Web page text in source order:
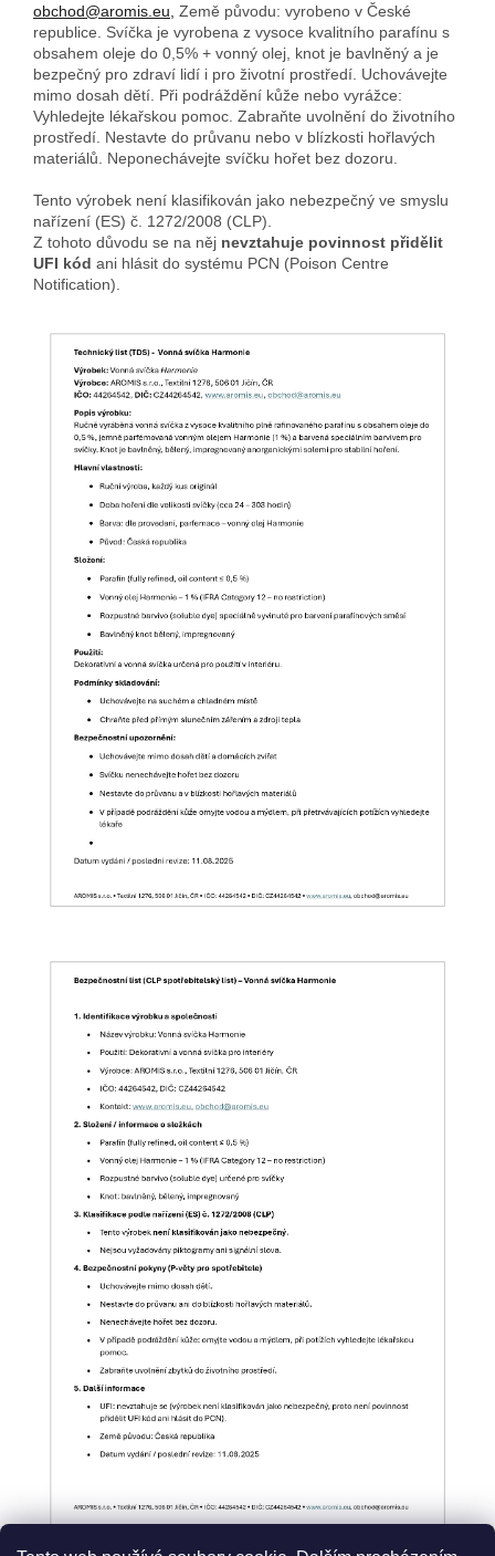
obchod@aromis.eu, Země původu: vyrobeno v České
republice. Svíčka je vyrobena z vysoce kvalitního parafínu s
obsahem oleje do 0,5% + vonný olej, knot je bavlněný a je
bezpečný pro zdraví lidí i pro životní prostředí. Uchovávejte
mimo dosah dětí. Při podráždění kůže nebo vyrážce:
Vyhledejte lékařskou pomoc. Zabraňte uvolnění do životního
prostředí. Nestavte do průvanu nebo v blízkosti hořlavých
materiálů. Neponechávejte svíčku hořet bez dozoru.
Tento výrobek není klasifikován jako nebezpečný ve smyslu
nařízení (ES) č. 1272/2008 (CLP).
Z tohoto důvodu se na něj nevztahuje povinnost přidělit
UFI kód ani hlásit do systému PCN (Poison Centre
Notification).